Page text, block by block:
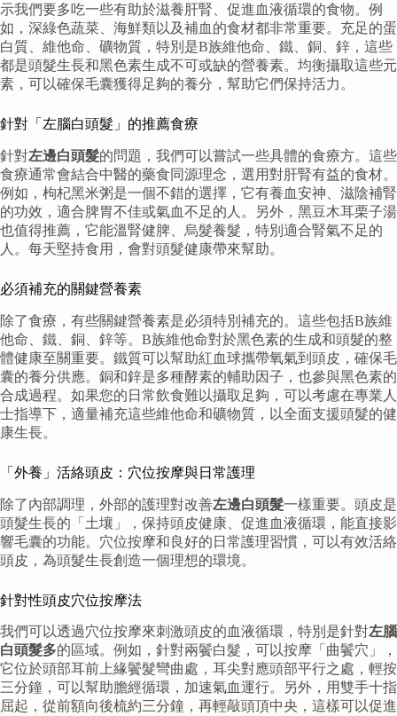
示我們要多吃一些有助於滋養肝腎、促進血液循環的食物。例
如，深綠色蔬菜、海鮮類以及補血的食材都非常重要。充足的蛋
白質、維他命、礦物質，特別是B族維他命、鐵、銅、鋅，這些
都是頭髮生長和黑色素生成不可或缺的營養素。均衡攝取這些元
素，可以確保毛囊獲得足夠的養分，幫助它們保持活力。
針對「左腦白頭髮」的推薦食療
針對左邊白頭髮的問題，我們可以嘗試一些具體的食療方。這些
食療通常會結合中醫的藥食同源理念，選用對肝腎有益的食材。
例如，枸杞黑米粥是一個不錯的選擇，它有養血安神、滋陰補腎
的功效，適合脾胃不佳或氣血不足的人。另外，黑豆木耳栗子湯
也值得推薦，它能溫腎健脾、烏髮養髮，特別適合腎氣不足的
人。每天堅持食用，會對頭髮健康帶來幫助。
必須補充的關鍵營養素
除了食療，有些關鍵營養素是必須特別補充的。這些包括B族維
他命、鐵、銅、鋅等。B族維他命對於黑色素的生成和頭髮的整
體健康至關重要。鐵質可以幫助紅血球攜帶氧氣到頭皮，確保毛
囊的養分供應。銅和鋅是多種酵素的輔助因子，也參與黑色素的
合成過程。如果您的日常飲食難以攝取足夠，可以考慮在專業人
士指導下，適量補充這些維他命和礦物質，以全面支援頭髮的健
康生長。
「外養」活絡頭皮：穴位按摩與日常護理
除了內部調理，外部的護理對改善左邊白頭髮一樣重要。頭皮是
頭髮生長的「土壤」，保持頭皮健康、促進血液循環，能直接影
響毛囊的功能。穴位按摩和良好的日常護理習慣，可以有效活絡
頭皮，為頭髮生長創造一個理想的環境。
針對性頭皮穴位按摩法
我們可以透過穴位按摩來刺激頭皮的血液循環，特別是針對左腦
白頭髮多的區域。例如，針對兩鬢白髮，可以按摩「曲鬢穴」，
它位於頭部耳前上緣鬢髮彎曲處，耳尖對應頭部平行之處，輕按
三分鐘，可以幫助膽經循環，加速氣血運行。另外，用雙手十指
屈起，從前額向後梳約三分鐘，再輕敲頭頂中央，這樣可以促進